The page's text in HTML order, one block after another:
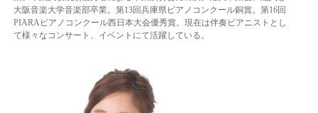
大阪音楽大学音楽部卒業。 第13回兵庫県ピアノコンクール銅賞。第16回
PIARAピアノコンクール西日本大会優秀賞。 現在は伴奏ピアニストとし
て様々なコンサート、イベントにて活躍している。